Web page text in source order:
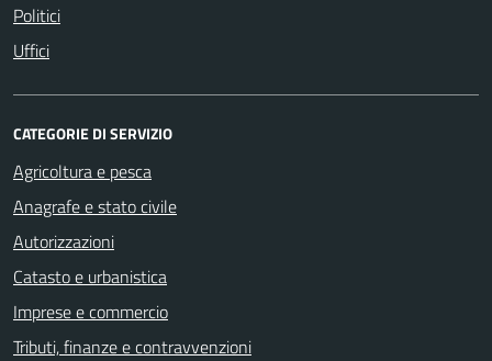
Politici
Uffici
CATEGORIE DI SERVIZIO
Agricoltura e pesca
Anagrafe e stato civile
Autorizzazioni
Catasto e urbanistica
Imprese e commercio
Tributi, finanze e contravvenzioni